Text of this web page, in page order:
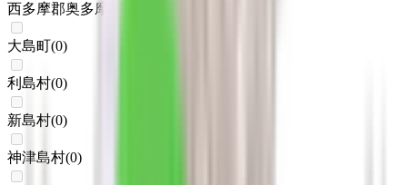
西多摩郡奥多摩町
大島町(0)
利島村(0)
新島村(0)
神津島村(0)